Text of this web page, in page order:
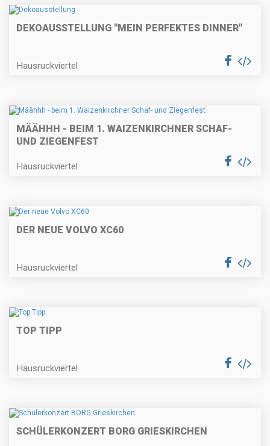
DEKOAUSSTELLUNG "MEIN PERFEKTES DINNER"
Hausruckviertel
MÄÄHHH - BEIM 1. WAIZENKIRCHNER SCHAF-
UND ZIEGENFEST
Hausruckviertel
DER NEUE VOLVO XC60
Hausruckviertel
TOP TIPP
Hausruckviertel
SCHÜLERKONZERT BORG GRIESKIRCHEN